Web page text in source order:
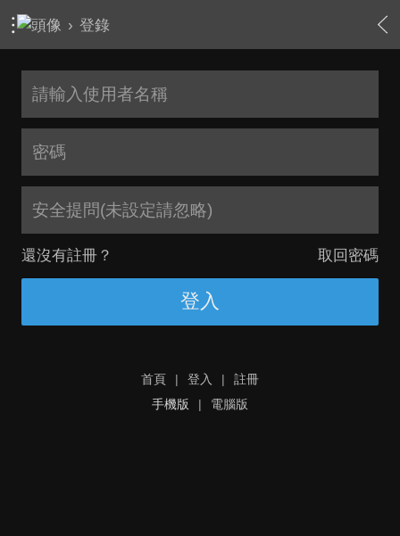
› 登錄
安全提問(未設定請忽略)
還沒有註冊？ 取回密碼
登入
首頁 | 登入 |
註冊
手機版
| 電腦版